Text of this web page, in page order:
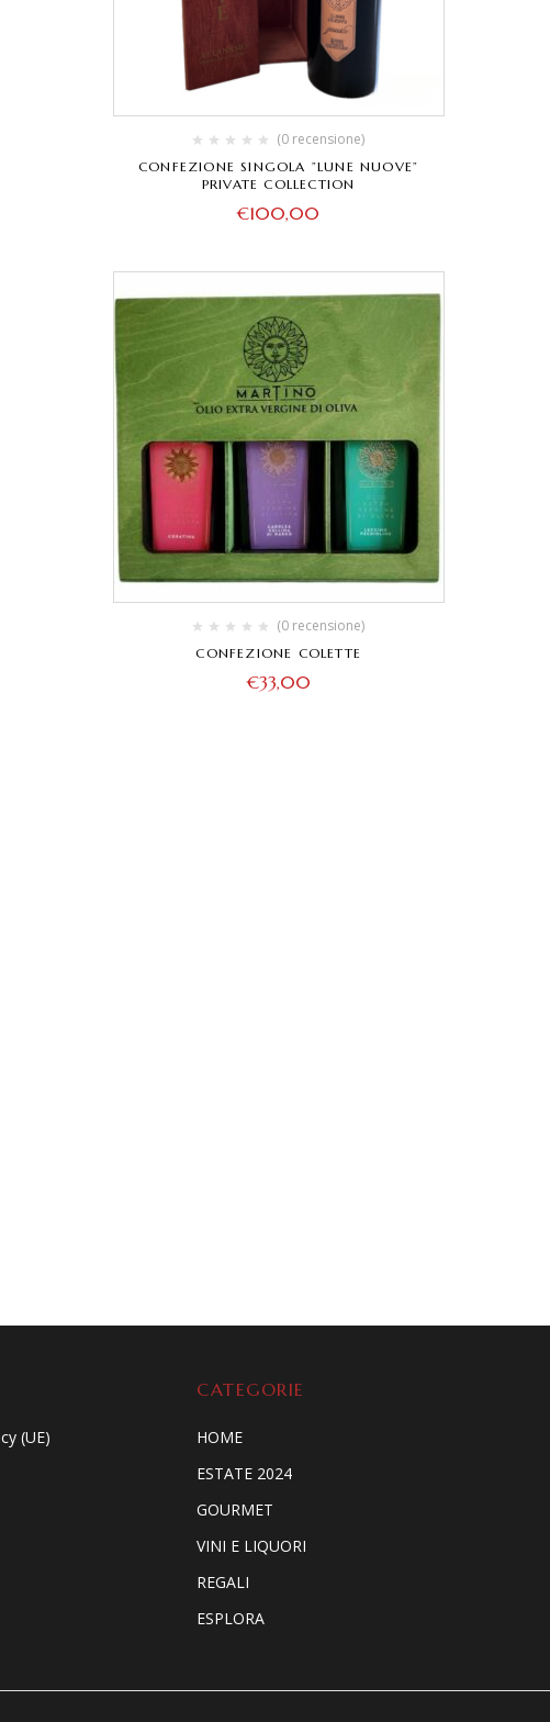
(0 recensione)
CONFEZIONE SINGOLA ”LUNE NUOVE”
PRIVATE COLLECTION
€100,00
(0 recensione)
CONFEZIONE COLETTE
€33,00
(UE)
CATEGORIE
HOME
ESTATE 2024
GOURMET
VINI E LIQUORI
REGALI
ESPLORA